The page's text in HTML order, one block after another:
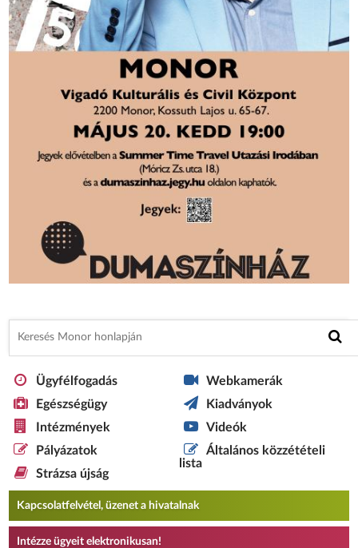
Ügyfélfogadás
Egészségügy
Intézmények
Pályázatok
Strázsa újság
Webkamerák
Kiadványok
Videók
Általános közzétételi
lista
Kapcsolatfelvétel, üzenet a hivatalnak
Intézze ügyeit elektronikusan!